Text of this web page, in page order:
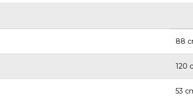
88
120
53